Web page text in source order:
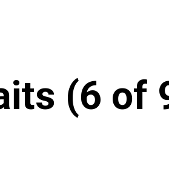
(6 of